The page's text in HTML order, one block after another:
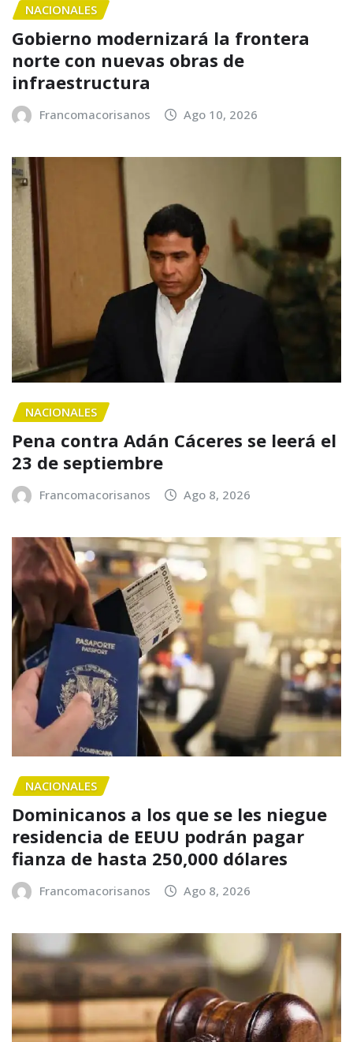
NACIONALES
Gobierno modernizará la frontera
norte con nuevas obras de
infraestructura
Francomacorisanos Ago 10, 2026
NACIONALES
Pena contra Adán Cáceres se leerá el
23 de septiembre
Francomacorisanos Ago 8, 2026
NACIONALES
Dominicanos a los que se les niegue
residencia de EEUU podrán pagar
fianza de hasta 250,000 dólares
Francomacorisanos Ago 8, 2026